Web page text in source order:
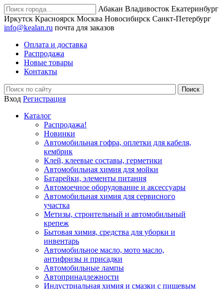
Абакан Владивосток Екатеринбург
Иркутск Красноярск Москва Новосибирск Санкт-Петербург
info@kealan.ru почта для заказов
Оплата и доставка
Распродажа
Новые товары
Контакты
Вход Регистрация
Каталог
Распродажа!
Новинки
Автомобильная гофра, оплетки для кабеля,
кембрик
Клей, клеевые составы, герметики
Автомобильная химия для мойки
Батарейки, элементы питания
Автомоечное оборудование и аксессуары
Автомобильная химия для сервисного
участка
Метизы, строительный и автомобильный
крепеж
Бытовая химия, средства для уборки и
инвентарь
Автомобильное масло, мото масло,
антифризы и присадки
Автомобильные лампы
Автопринадлежности
Индустриальная химия и смазки с пищевым